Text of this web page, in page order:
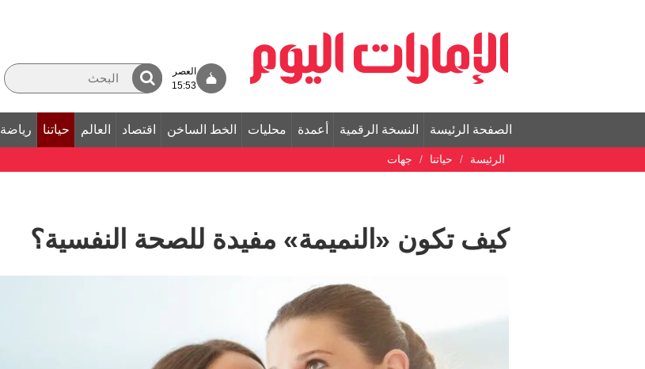
العصر
15:53
الصفحة الرئيسة النسخة الرقمية أعمدة محليات الخط الساخن اقتصاد العالم حياتنا رياضة
الرئيسة حياتنا جهات
كيف تكون «النميمة» مفيدة للصحة النفسية؟